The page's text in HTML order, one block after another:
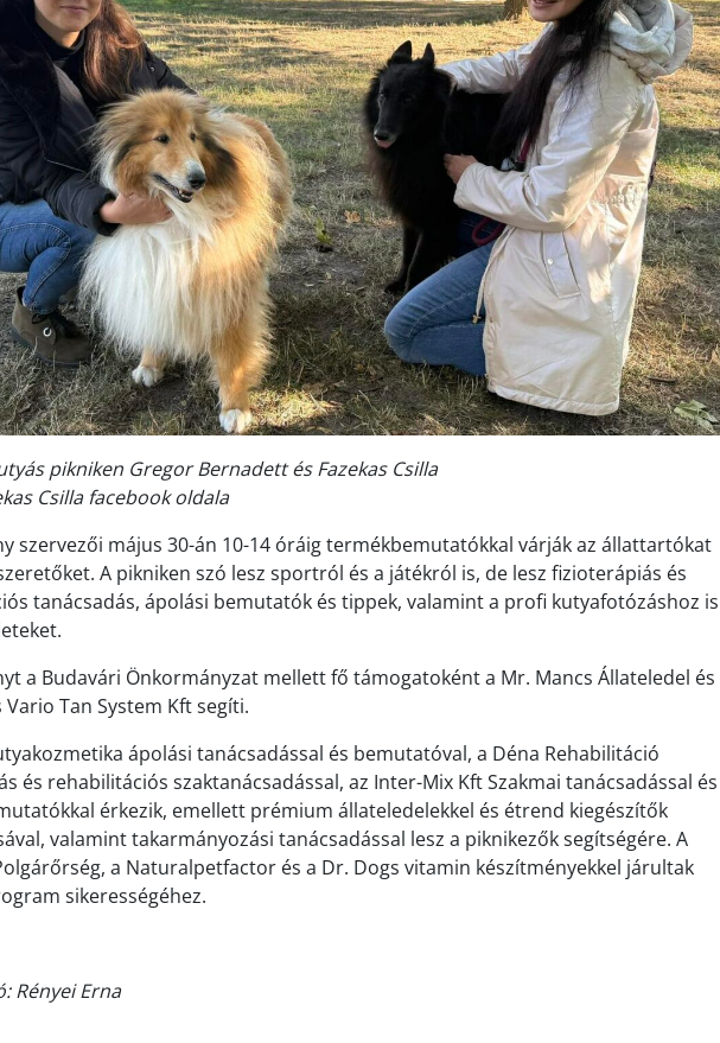
kutyás pikniken Gregor Bernadett és Fazekas Csilla
Csilla facebook oldala
szervezői május 30-án 10-14 óráig termékbemutatókkal várják az állattartókat
A pikniken szó lesz sportról és a játékról is, de lesz fizioterápiás és
tanácsadás, ápolási bemutatók és tippek, valamint a profi kutyafotózáshoz is
a Budavári Önkormányzat mellett fő támogatoként a Mr. Mancs Állateledel és
Tan System Kft segíti.
ápolási tanácsadással és bemutatóval, a Déna Rehabilitáció
és rehabilitációs szaktanácsadással, az Inter-Mix Kft Szakmai tanácsadással és
érkezik, emellett prémium állateledelekkel és étrend kiegészítők
valamint takarmányozási tanácsadással lesz a piknikezők segítségére. A
a Naturalpetfactor és a Dr. Dogs vitamin készítményekkel járultak
sikerességéhez.
Rényei Erna